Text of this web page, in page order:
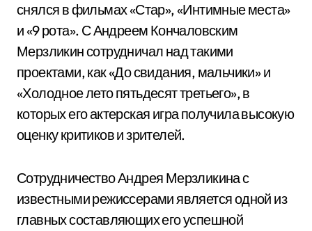
снялся в фильмах «Стар», «Интимные места»
и «9 рота». С Андреем Кончаловским
Мерзликин сотрудничал над такими
проектами, как «До свидания, мальчики» и
«Холодное лето пятьдесят третьего», в
которых его актерская игра получила высокую
оценку критиков и зрителей.
Сотрудничество Андрея Мерзликина с
известными режиссерами является одной из
главных составляющих его успешной